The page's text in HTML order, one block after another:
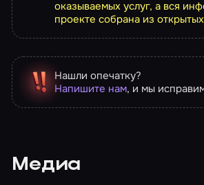
оказываемых услуг, а вся
проекте собрана из
Нашли опечатку?
Напишите нам, и мы
Медиа